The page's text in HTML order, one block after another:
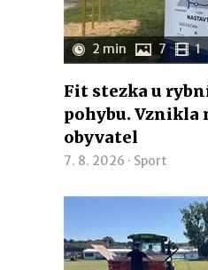
2 min 7 1
Fit stezka u
pohybu. Vznikla
obyvatel
7. 8. 2026 · Sport